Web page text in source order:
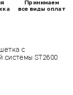
с
системы ST2600
Принимаем
все виды оплат